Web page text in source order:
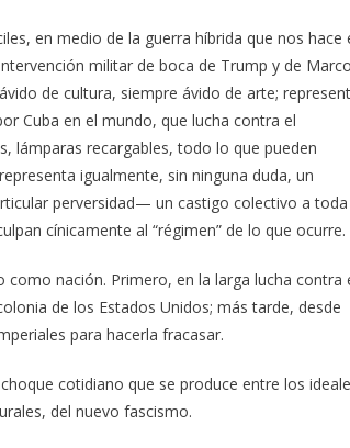
en medio de la guerra híbrida que nos hace
militar de boca de Trump y de
de cultura, siempre ávido de arte;
Cuba en el mundo, que lucha contra el
lámparas recargables, todo lo que pueden
igualmente, sin ninguna duda, un
perversidad— un castigo colectivo a toda
cínicamente al “régimen” de lo que ocurre.
como nación. Primero, en la larga lucha contra
de los Estados Unidos; más tarde, desde
para hacerla fracasar.
cotidiano que se produce entre los
del nuevo fascismo.